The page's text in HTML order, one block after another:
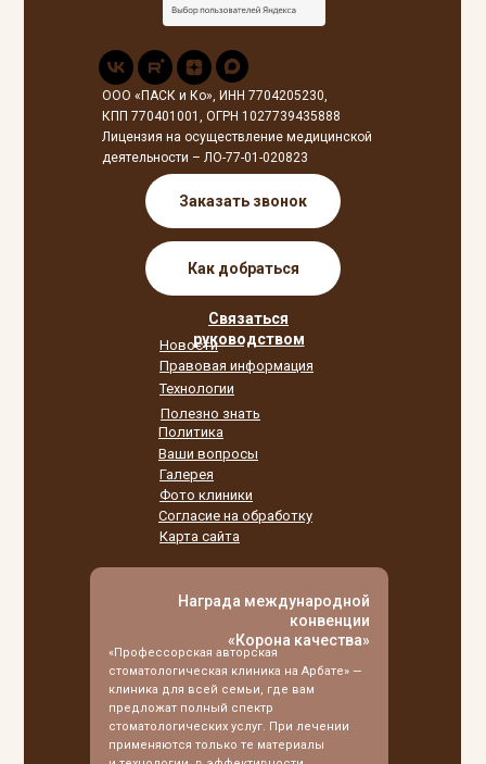
Связаться
руководством
Как добраться
Новости
Полезно знать
Правовая информация
Политика
Согласие на обработку
Карта сайта
Галерея
Фото клиники
Ваши вопросы
Технологии
«Профессорская авторская
стоматологическая клиника на Арбате» —
клиника для всей семьи, где вам
предложат полный спектр
стоматологических услуг. При лечении
применяются только те материалы
Награда международной
конвенции
«Корона качества»
Заказать звонок
ООО «ПАСК и Ко», ИНН 7704205230,
КПП 770401001, ОГРН 1027739435888
Лицензия на осуществление медицинской
деятельности – ЛО-77-01-020823